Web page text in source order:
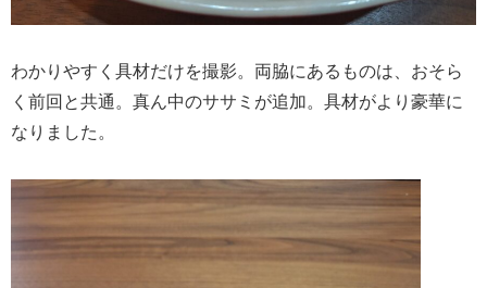
わかりやすく具材だけを撮影。両脇にあるものは、おそら
く前回と共通。真ん中のササミが追加。具材がより豪華に
なりました。